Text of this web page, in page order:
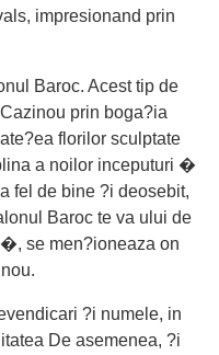
impresionand prin
Baroc. Acest tip de
prin boga?ia
florilor sculptate
a noilor inceputuri �
fel de bine ?i deosebit,
Baroc te va ului de
se men?ioneaza on
?i numele, in
De asemenea, ?i